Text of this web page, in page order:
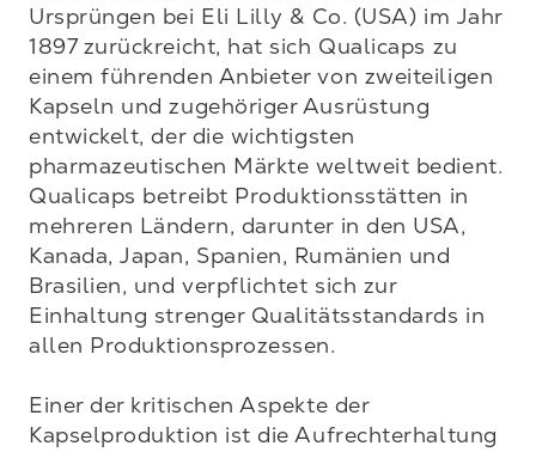
Ursprüngen bei Eli Lilly & Co. (USA) im Jahr
1897 zurückreicht, hat sich Qualicaps zu
einem führenden Anbieter von zweiteiligen
Kapseln und zugehöriger Ausrüstung
entwickelt, der die wichtigsten
pharmazeutischen Märkte weltweit bedient.
Qualicaps betreibt Produktionsstätten in
mehreren Ländern, darunter in den USA,
Kanada, Japan, Spanien, Rumänien und
Brasilien, und verpflichtet sich zur
Einhaltung strenger Qualitätsstandards in
allen Produktionsprozessen.
Einer der kritischen Aspekte der
Kapselproduktion ist die Aufrechterhaltung